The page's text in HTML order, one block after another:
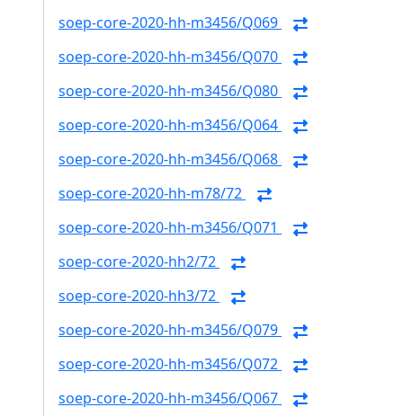
soep-core-2020-hh-m3456/Q069
soep-core-2020-hh-m3456/Q070
soep-core-2020-hh-m3456/Q080
soep-core-2020-hh-m3456/Q064
soep-core-2020-hh-m3456/Q068
soep-core-2020-hh-m78/72
soep-core-2020-hh-m3456/Q071
soep-core-2020-hh2/72
soep-core-2020-hh3/72
soep-core-2020-hh-m3456/Q079
soep-core-2020-hh-m3456/Q072
soep-core-2020-hh-m3456/Q067